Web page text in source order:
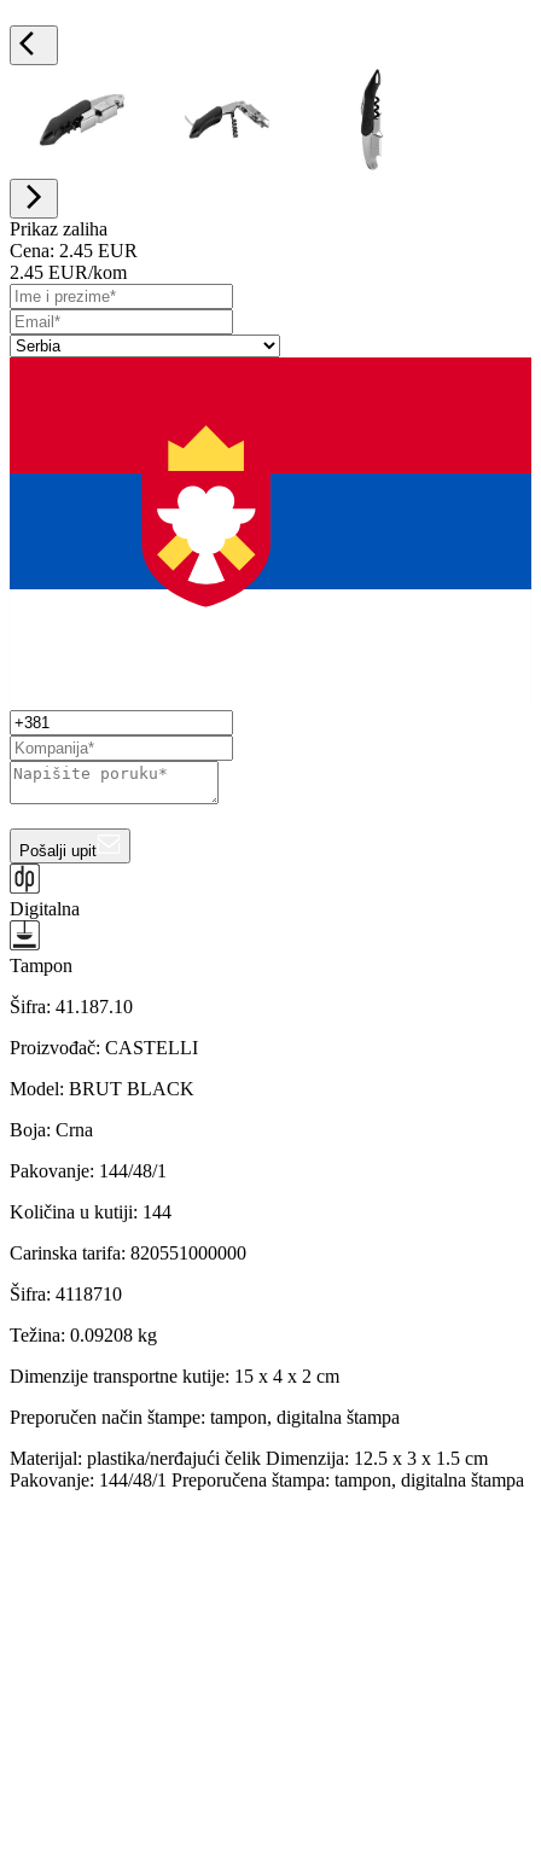
Prikaz zaliha
Cena: 2.45 EUR
2.45 EUR/kom
Pošalji upit
Digitalna
Tampon
Šifra: 41.187.10
Proizvođač: CASTELLI
Model: BRUT BLACK
Boja: Crna
Pakovanje: 144/48/1
Količina u kutiji: 144
Carinska tarifa: 820551000000
Šifra: 4118710
Težina: 0.09208 kg
Dimenzije transportne kutije: 15 x 4 x 2 cm
Preporučen način štampe: tampon, digitalna štampa
Materijal: plastika/nerđajući čelik Dimenzija: 12.5 x 3 x 1.5 cm
Pakovanje: 144/48/1 Preporučena štampa: tampon, digitalna štampa